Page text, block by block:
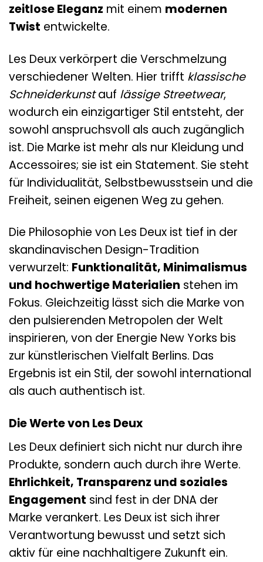
zeitlose Eleganz mit einem modernen
Twist entwickelte.
Les Deux verkörpert die Verschmelzung
verschiedener Welten. Hier trifft klassische
Schneiderkunstauf lässige Streetwear,
wodurch ein einzigartiger Stil entsteht, der
sowohl anspruchsvoll als auch zugänglich
ist. Die Marke ist mehr als nur Kleidung und
Accessoires; sie ist ein Statement. Sie steht
für Individualität, Selbstbewusstsein und die
Freiheit, seinen eigenen Weg zu gehen.
Die Philosophie von Les Deux ist tief in der
skandinavischen Design-Tradition
verwurzelt: Funktionalität, Minimalismus
und hochwertige Materialien stehen im
Fokus. Gleichzeitig lässt sich die Marke von
den pulsierenden Metropolen der Welt
inspirieren, von der Energie New Yorks bis
zur künstlerischen Vielfalt Berlins. Das
Ergebnis ist ein Stil, der sowohl international
als auch authentisch ist.
Die Werte von Les Deux
Les Deux definiert sich nicht nur durch ihre
Produkte, sondern auch durch ihre Werte.
Ehrlichkeit, Transparenz und soziales
Engagement sind fest in der DNA der
Marke verankert. Les Deux ist sich ihrer
Verantwortung bewusst und setzt sich
aktiv für eine nachhaltigere Zukunft ein.